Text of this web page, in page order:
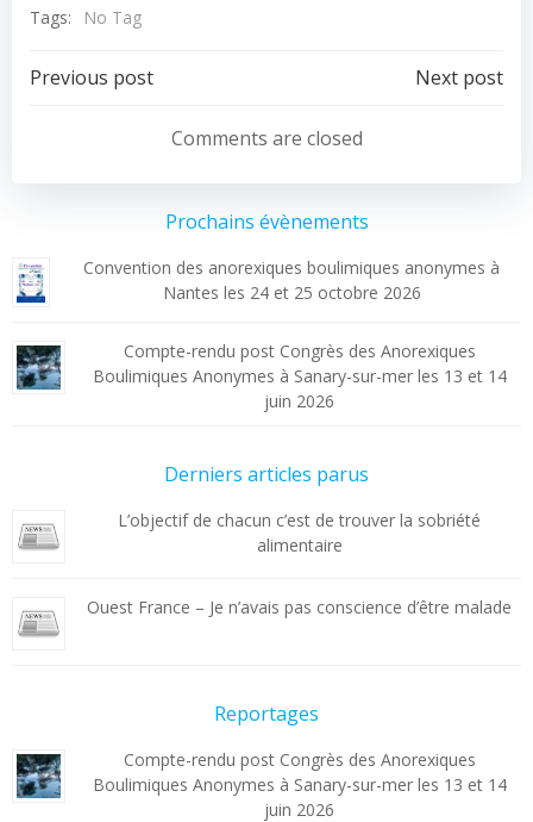
Tags:
No Tag
Post
navigation
Previous post
navigation
Next post
Comments are closed
Prochains évènements
Convention des anorexiques boulimiques anonymes à
Nantes les 24 et 25 octobre 2026
Compte-rendu post Congrès des Anorexiques
Boulimiques Anonymes à Sanary-sur-mer les 13 et 14
juin 2026
Derniers articles parus
L’objectif de chacun c’est de trouver la sobriété
alimentaire
Ouest France – Je n’avais pas conscience d’être malade
Reportages
Compte-rendu post Congrès des Anorexiques
Boulimiques Anonymes à Sanary-sur-mer les 13 et 14
juin 2026